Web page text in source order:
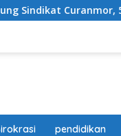
5 Pelaku
pendidikan